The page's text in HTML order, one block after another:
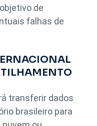
de
falhas de
transferir dados
brasileiro para